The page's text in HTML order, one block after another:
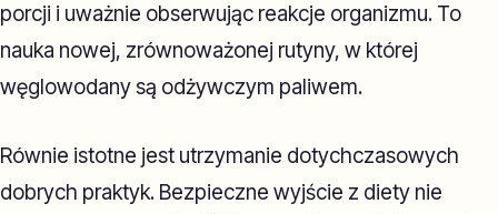
porcji i uważnie obserwując reakcje organizmu. To
nauka nowej, zrównoważonej rutyny, w której
węglowodany są odżywczym paliwem.
Równie istotne jest utrzymanie dotychczasowych
dobrych praktyk. Bezpieczne wyjście z diety nie